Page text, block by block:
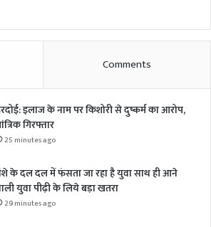
Comments
इलाज के नाम पर किशोरी से दुष्कर्म का आरोप,
गिरफ्तार
25 minutes ago
के दल दल में फंसता जा रहा है युवा साथ ही आने
युवा पीढ़ी के लिये बड़ा खतरा
29 minutes ago